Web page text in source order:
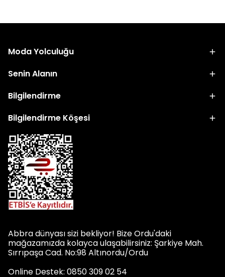
Moda Yolculuğu
Senin Alanın
Bilgilendirme
Bilgilendirme Köşesi
Abbra dünyası sizi bekliyor! Bize Ordu'daki
mağazamızda kolayca ulaşabilirsiniz: Şarkiye Mah.
Sırrıpaşa Cad. No:98 Altınordu/Ordu
Online Destek: 0850 309 02 54